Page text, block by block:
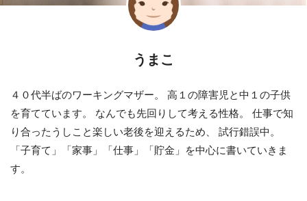
うまこ
４０代半ばのワーキングマザー。 高１の障害児と中１の子供
を育てています。 なんでも先回りして考える性格。 仕事で知
り合ったうしこと楽しい老後を迎えるため、 試行錯誤中。
「子育て」「家事」「仕事」「貯金」を中心に書いていきま
す。